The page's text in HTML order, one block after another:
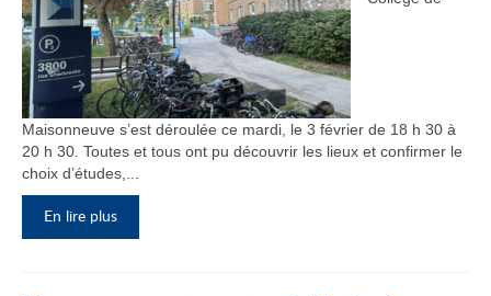
Maisonneuve s’est déroulée ce mardi, le 3 février de 18 h 30 à
20 h 30. Toutes et tous ont pu découvrir les lieux et confirmer le
choix d’études,...
En lire plus